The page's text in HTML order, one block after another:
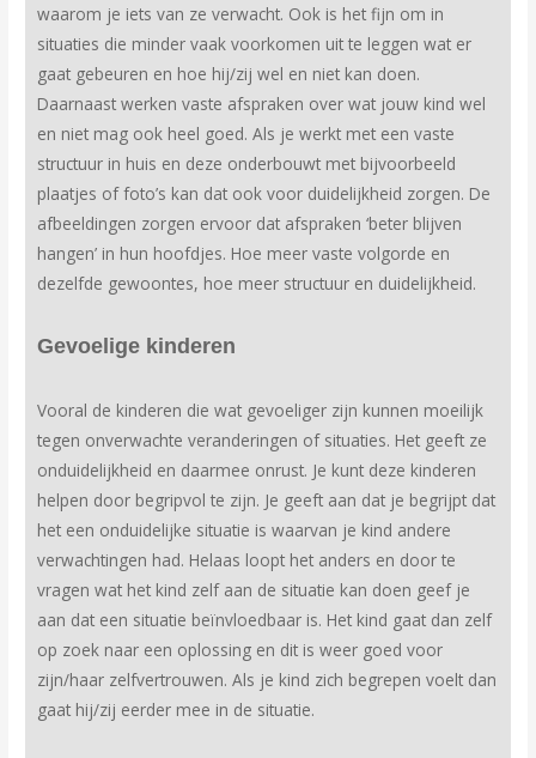
waarom je iets van ze verwacht. Ook is het fijn om in
situaties die minder vaak voorkomen uit te leggen wat er
gaat gebeuren en hoe hij/zij wel en niet kan doen.
Daarnaast werken vaste afspraken over wat jouw kind wel
en niet mag ook heel goed. Als je werkt met een vaste
structuur in huis en deze onderbouwt met bijvoorbeeld
plaatjes of foto’s kan dat ook voor duidelijkheid zorgen. De
afbeeldingen zorgen ervoor dat afspraken ‘beter blijven
hangen’ in hun hoofdjes. Hoe meer vaste volgorde en
dezelfde gewoontes, hoe meer structuur en duidelijkheid.
Gevoelige kinderen
Vooral de kinderen die wat gevoeliger zijn kunnen moeilijk
tegen onverwachte veranderingen of situaties. Het geeft ze
onduidelijkheid en daarmee onrust. Je kunt deze kinderen
helpen door begripvol te zijn. Je geeft aan dat je begrijpt dat
het een onduidelijke situatie is waarvan je kind andere
verwachtingen had. Helaas loopt het anders en door te
vragen wat het kind zelf aan de situatie kan doen geef je
aan dat een situatie beïnvloedbaar is. Het kind gaat dan zelf
op zoek naar een oplossing en dit is weer goed voor
zijn/haar zelfvertrouwen. Als je kind zich begrepen voelt dan
gaat hij/zij eerder mee in de situatie.